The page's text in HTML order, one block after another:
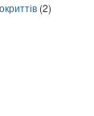
(2)